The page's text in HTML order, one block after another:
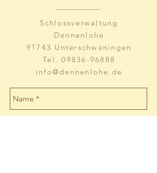
Schlossverwaltung
Dennenlohe
91743 Unterschwaningen
Tel.09836-96888
info@dennenlohe.de